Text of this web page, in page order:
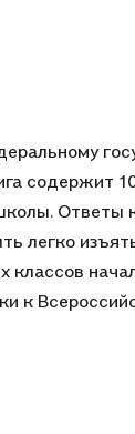
содержит
легко
классов
к